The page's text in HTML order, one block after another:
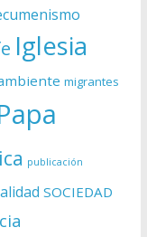
Iglesia
migrantes
publicación
SOCIEDAD